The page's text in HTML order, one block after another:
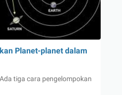
Planet-planet dalam
tiga cara pengelompokan